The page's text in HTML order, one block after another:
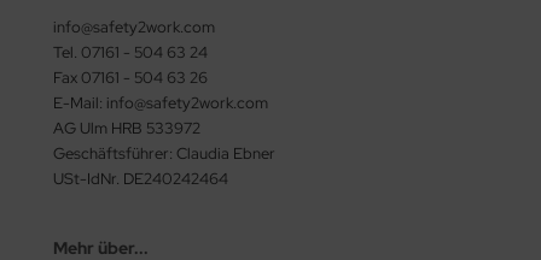
info@safety2work.com
Tel. 07161 - 504 63 24
Fax 07161 - 504 63 26
E-Mail: info@safety2work.com
AG Ulm HRB 533972
Geschäftsführer: Claudia Ebner
USt-IdNr. DE240242464
Mehr über...